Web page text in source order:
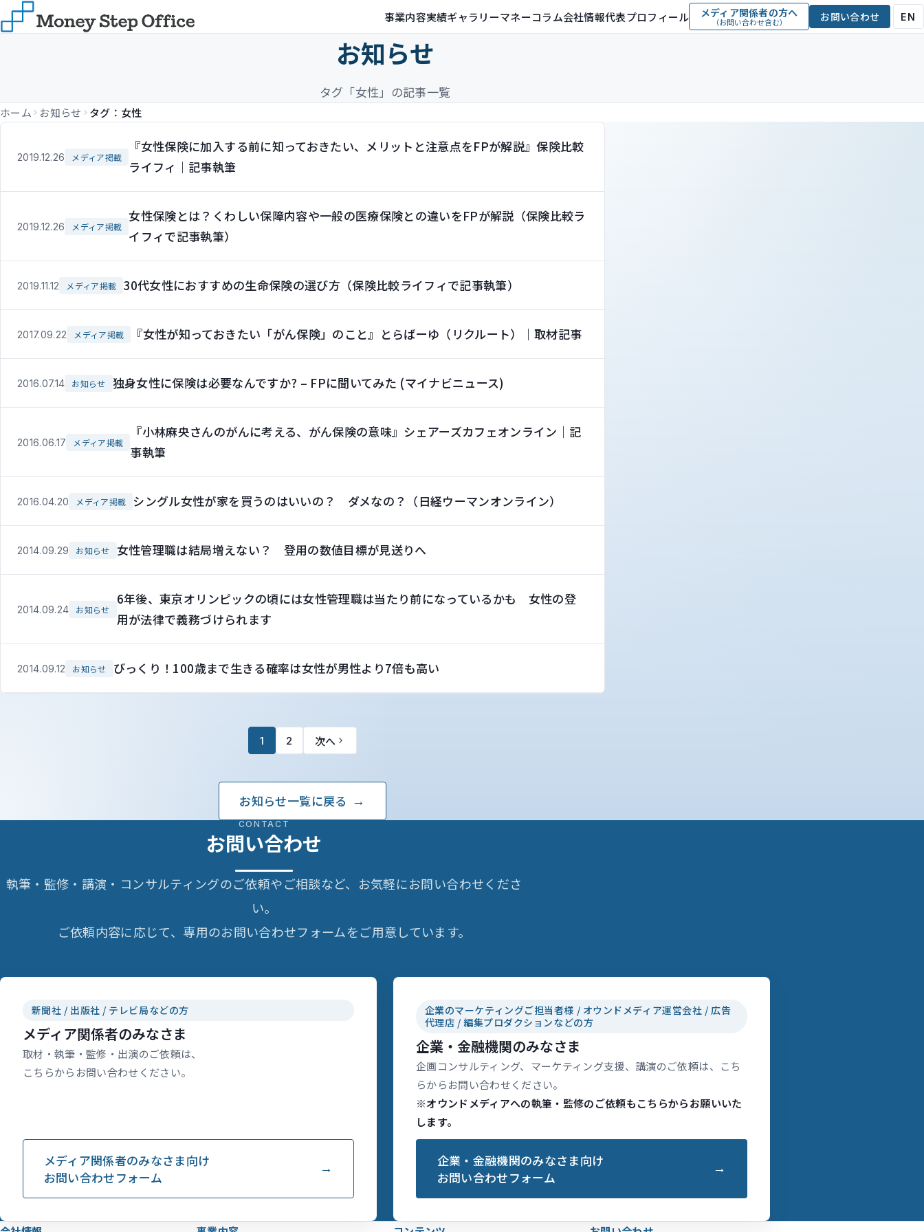
事業内容実績ギャラリーマネーコラム会社情報代表プロフィール メディア関係者の方へ
（お問い合わせ含む） お問い合わせ EN
お知らせ
タグ「女性」の記事一覧
ホーム お知らせ タグ：女性
2019.12.26 メディア掲載
『女性保険に加入する前に知っておきたい、メリットと注意点をFPが解説』保険比較
ライフィ｜記事執筆
2019.12.26 メディア掲載
女性保険とは？くわしい保障内容や一般の医療保険との違いをFPが解説（保険比較ラ
イフィで記事執筆）
2019.11.12 メディア掲載 30代女性におすすめの生命保険の選び方（保険比較ライフィで記事執筆）
2017.09.22 メディア掲載 『女性が知っておきたい「がん保険」のこと』とらばーゆ（リクルート）｜取材記事
2016.07.14 お知らせ 独身女性に保険は必要なんですか? – FPに聞いてみた (マイナビニュース)
2016.06.17 メディア掲載
『小林麻央さんのがんに考える、がん保険の意味』シェアーズカフェオンライン｜記
事執筆
2016.04.20 メディア掲載 シングル女性が家を買うのはいいの？ ダメなの？（日経ウーマンオンライン）
2014.09.29 お知らせ 女性管理職は結局増えない？ 登用の数値目標が見送りへ
2014.09.24 お知らせ
6年後、東京オリンピックの頃には女性管理職は当たり前になっているかも 女性の登
用が法律で義務づけられます
2014.09.12 お知らせ びっくり！100歳まで生きる確率は女性が男性より7倍も高い
1 2 次へ
お知らせ一覧に戻る
CONTACT
お問い合わせ
執筆・監修・講演・コンサルティングのご依頼やご相談など、お気軽にお問い合わせくださ
い。
ご依頼内容に応じて、専用のお問い合わせフォームをご用意しています。
新聞社 / 出版社 / テレビ局などの方
メディア関係者のみなさま
取材・執筆・監修・出演のご依頼は、
こちらからお問い合わせください。
メディア関係者のみなさま向け
お問い合わせフォーム
企業のマーケティングご担当者様 / オウンドメディア運営会社 / 広告
代理店 / 編集プロダクションなどの方
企業・金融機関のみなさま
企画コンサルティング、マーケティング支援、講演のご依頼は、こち
らからお問い合わせください。
※オウンドメディアへの執筆・監修のご依頼もこちらからお願いいた
します。
企業・金融機関のみなさま向け
お問い合わせフォーム